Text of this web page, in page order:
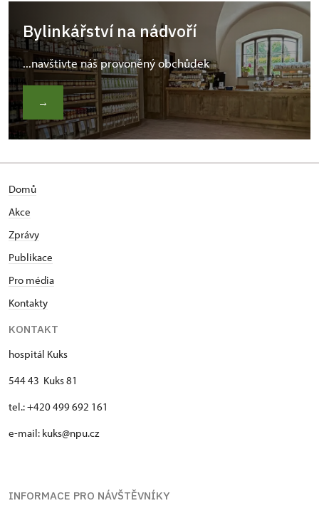
Bylinkářství na nádvoří
...navštivte náš provoněný obchůdek
→
Domů
Akce
Zprávy
Publikace
Pro média
Kontakty
KONTAKT
hospitál Kuks
544 43 Kuks 81
tel.: +420 499 692 161
e-mail: kuks@npu.cz
INFORMACE PRO NÁVŠTĚVNÍKY